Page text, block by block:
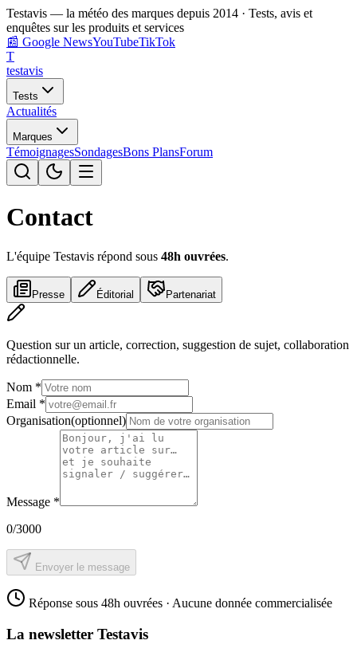
Testavis — la météo des marques depuis 2014 · Tests, avis et
enquêtes sur les produits et services
📰 Google NewsYouTubeTikTok
T
testavis
Tests
Actualités
Marques
TémoignagesSondagesBons PlansForum
Contact
L'équipe Testavis répond sous 48h ouvrées.
Presse Éditorial Partenariat
Question sur un article, correction, suggestion de sujet, collaboration
rédactionnelle.
Nom *
Email *
Organisation(optionnel)
Message *
0/3000
Envoyer le message
Réponse sous 48h ouvrées · Aucune donnée commercialisée
La newsletter Testavis